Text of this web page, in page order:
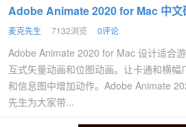
Adobe Animate 2020 for Mac 中文
麦克先生 7132浏览 0评论
Adobe Animate 2020 for Mac 设计适合
互式矢量动画和位图动画。让卡通和横幅
和信息图中增加动作。Adobe Animate
先生为大家带...